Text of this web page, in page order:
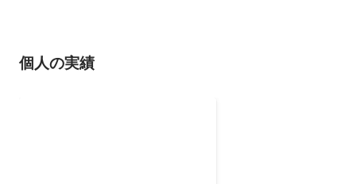
個人の実績